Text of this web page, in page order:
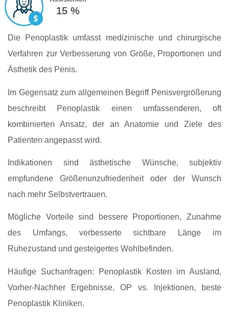
15 %
Die Penoplastik umfasst medizinische und chirurgische
Verfahren zur Verbesserung von Größe, Proportionen und
Ästhetik des Penis.
Im Gegensatz zum allgemeinen Begriff Penisvergrößerung
beschreibt Penoplastik einen umfassenderen, oft
kombinierten Ansatz, der an Anatomie und Ziele des
Patienten angepasst wird.
Indikationen sind ästhetische Wünsche, subjektiv
empfundene Größenunzufriedenheit oder der Wunsch
nach mehr Selbstvertrauen.
Mögliche Vorteile sind bessere Proportionen, Zunahme
des Umfangs, verbesserte sichtbare Länge im
Ruhezustand und gesteigertes Wohlbefinden.
Häufige Suchanfragen: Penoplastik Kosten im Ausland,
Vorher-Nachher Ergebnisse, OP vs. Injektionen, beste
Penoplastik Kliniken.